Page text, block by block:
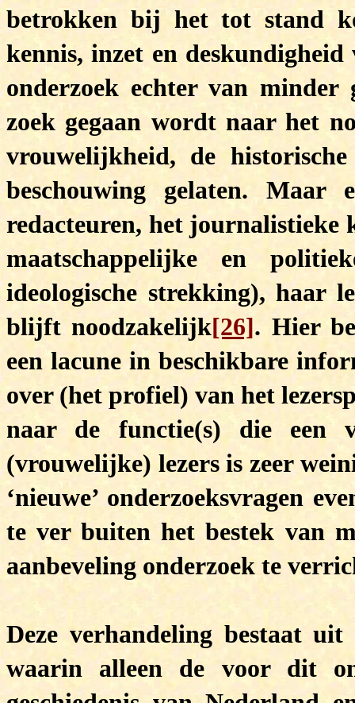
betrokken bij het tot stand
kennis, inzet en
onderzoek echter van minder
zoek gegaan wordt naar het
vrouwelijkheid, de
beschouwing gelaten. Maar
redacteuren, het journalistieke
maatschappelijke en
ideologische strekking), haar
blijft noodzakelijk[26]. Hier
een lacune in beschikbare
over (het profiel) van het
naar de functie(s) die een
(vrouwelijke) lezers is zeer
‘nieuwe’ onderzoeksvragen
te ver buiten het bestek van
aanbeveling onderzoek te
Deze verhandeling bestaat
waarin alleen de voor dit